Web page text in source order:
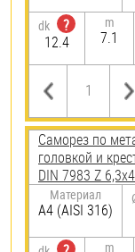
dk
?
12.4
m
7.1
Саморез по
головкой и
DIN 7983 Z
Материал
A4 (AISI 316)
m